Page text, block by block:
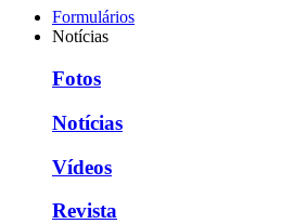
Formulários
Notícias
Fotos
Notícias
Vídeos
Revista